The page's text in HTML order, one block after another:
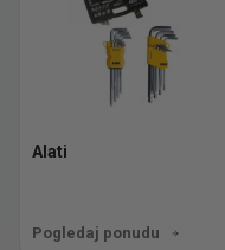
Alati
Pogledaj ponudu